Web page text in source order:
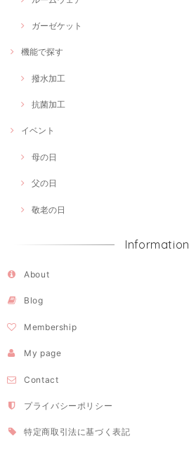
ガーゼケット
機能で探す
撥水加工
抗菌加工
イベント
母の日
父の日
敬老の日
Information
About
Blog
Membership
My page
Contact
プライバシーポリシー
特定商取引法に基づく表記